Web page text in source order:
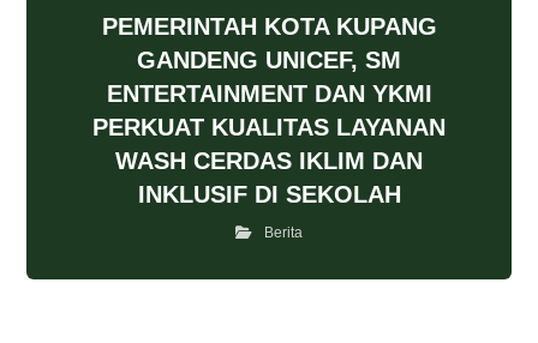
PEMERINTAH KOTA KUPANG
GANDENG UNICEF, SM
ENTERTAINMENT DAN YKMI
PERKUAT KUALITAS LAYANAN
WASH CERDAS IKLIM DAN
INKLUSIF DI SEKOLAH
Berita